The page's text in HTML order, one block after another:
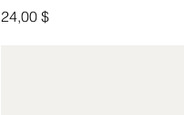
Prix
24,00 $